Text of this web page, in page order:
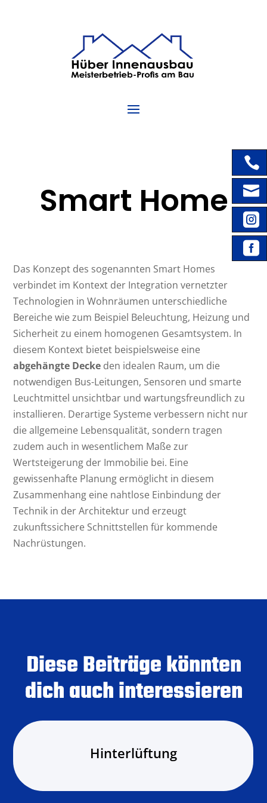
Smart Home
Das Konzept des sogenannten Smart Homes
verbindet im Kontext der Integration vernetzter
Technologien in Wohnräumen unterschiedliche
Bereiche wie zum Beispiel Beleuchtung, Heizung und
Sicherheit zu einem homogenen Gesamtsystem. In
diesem Kontext bietet beispielsweise eine
abgehängte Decke den idealen Raum, um die
notwendigen Bus-Leitungen, Sensoren und smarte
Leuchtmittel unsichtbar und wartungsfreundlich zu
installieren. Derartige Systeme verbessern nicht nur
die allgemeine Lebensqualität, sondern tragen
zudem auch in wesentlichem Maße zur
Wertsteigerung der Immobilie bei. Eine
gewissenhafte Planung ermöglicht in diesem
Zusammenhang eine nahtlose Einbindung der
Technik in der Architektur und erzeugt
zukunftssichere Schnittstellen für kommende
Nachrüstungen.
Diese Beiträge könnten
dich auch interessieren
Hinterlüftung




